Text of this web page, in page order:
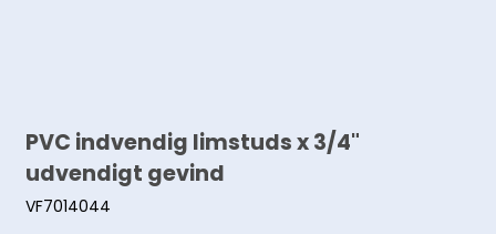
PVC indvendig limstuds x 3/4"
udvendigt gevind
VF7014044